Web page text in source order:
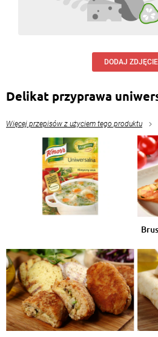
DODAJ ZDJĘCIE
Delikat przyprawa
Więcej przepisów z użyciem tego produktu